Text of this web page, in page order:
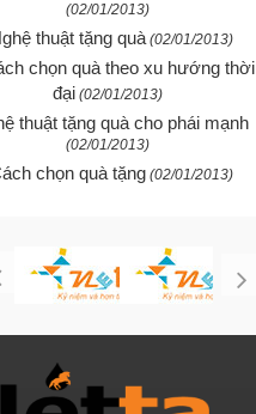
(02/01/2013)
thuật tặng quà (02/01/2013)
chọn quà theo xu hướng thời
đại (02/01/2013)
thuật tặng quà cho phái mạnh
(02/01/2013)
chọn quà tặng (02/01/2013)